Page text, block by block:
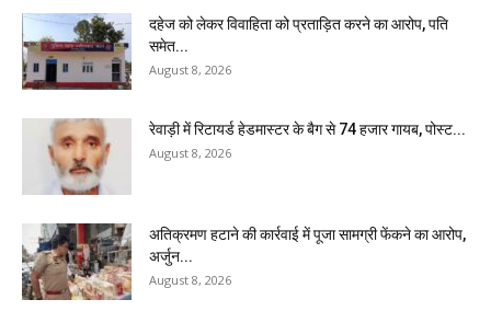
दहेज को लेकर विवाहिता को प्रताड़ित करने का आरोप, पति
समेत...
August 8, 2026
रेवाड़ी में रिटायर्ड हेडमास्टर के बैग से ₹74 हजार गायब, पोस्ट...
August 8, 2026
अतिक्रमण हटाने की कार्रवाई में पूजा सामग्री फेंकने का आरोप,
अर्जुन...
August 8, 2026